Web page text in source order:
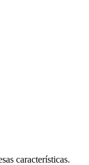
características.